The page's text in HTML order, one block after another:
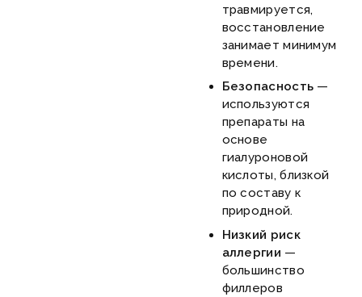
травмируется,
восстановление
занимает минимум
времени.
Безопасность —
используются
препараты на
основе
гиалуроновой
кислоты, близкой
по составу к
природной.
Низкий риск
аллергии —
большинство
филлеров